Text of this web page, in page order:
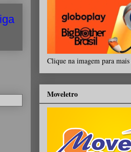
Clique na imagem para
Moveletro